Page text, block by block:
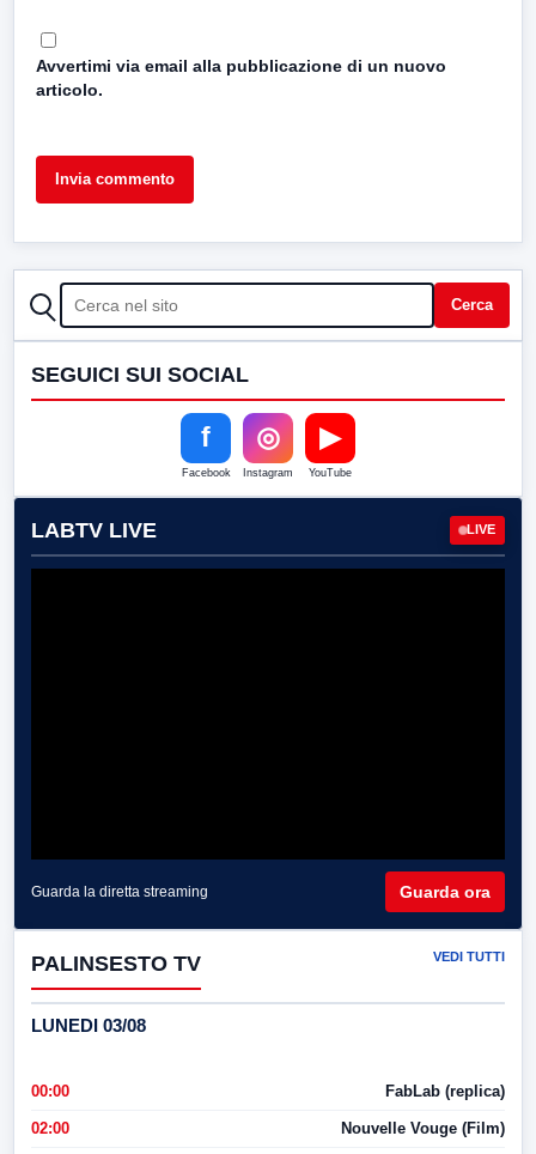
Avvertimi via email alla pubblicazione di un nuovo
articolo.
CERCA Cerca
SEGUICI SUI SOCIAL
f
Facebook
◎
Instagram
▶
YouTube
LABTV LIVE LIVE
Guarda la diretta streaming Guarda ora
PALINSESTO TV VEDI TUTTI
LUNEDI 03/08
00:00 FabLab (replica)
02:00 Nouvelle Vouge (Film)